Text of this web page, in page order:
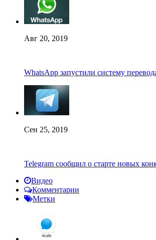
Авг 20, 2019
WhatsApp запустили систему
Сен 25, 2019
Telegram сообщил о старте новых
Видео
Комментарии
Метки